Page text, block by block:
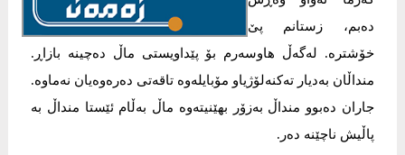
دەبم، زستانم پێ
خۆشترە. لەگەڵ هاوسەرم بۆ پێداویستی ماڵ دەچینە بازاڕ.
منداڵان بەدیار تەکنەلۆژیاو مۆبایلەوە تاقەتی دەرەوەیان نەماوە.
جاران دەبوو منداڵ بەزۆر بهێنیتەوە ماڵ بەڵام ئێستا منداڵ بە
پاڵیش ناچێنە دەر.